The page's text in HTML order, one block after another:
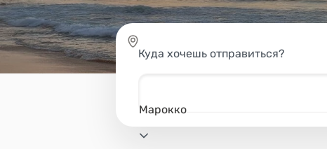
Куда хочешь отправиться?
Марокко